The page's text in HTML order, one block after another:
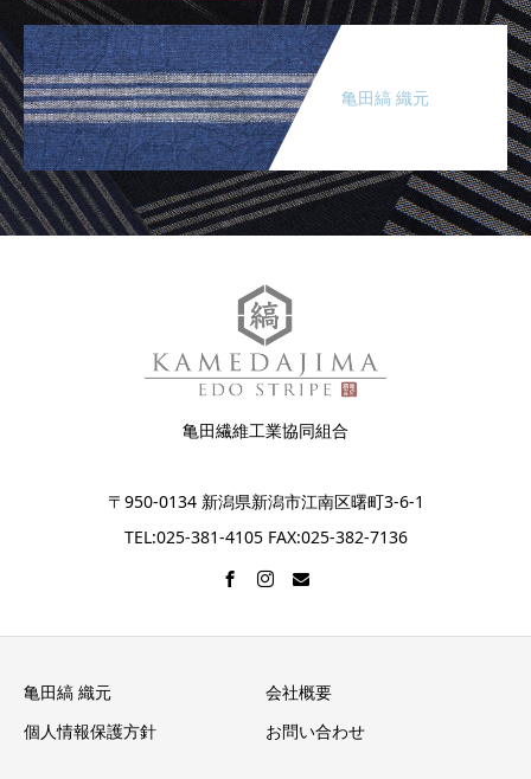
亀田縞 織元
亀田繊維工業協同組合
〒950-0134 新潟県新潟市江南区曙町3-6-1
TEL:025-381-4105 FAX:025-382-7136
亀田縞 織元
会社概要
個人情報保護方針
お問い合わせ